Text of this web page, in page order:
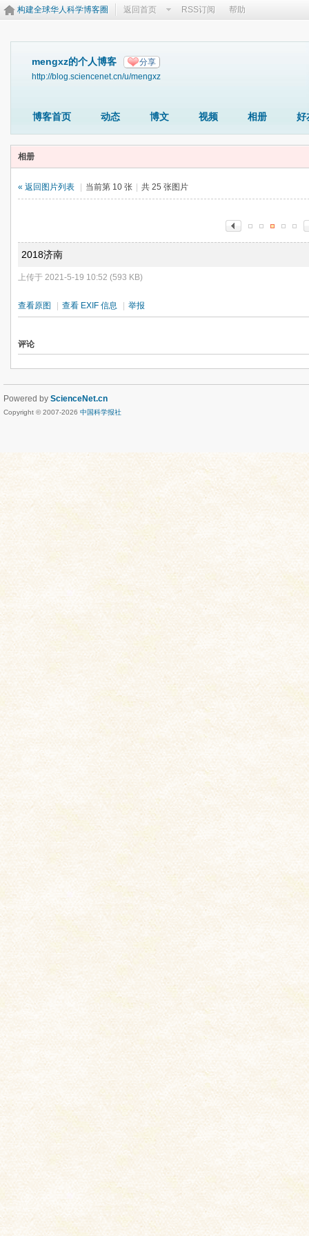
构建全球华人科学博客圈 返回首页 RSS订阅 帮助
mengxz的个人博客 分享
http://blog.sciencenet.cn/u/mengxz
博客首页 动态 博文 视频 相册 好
相册
« 返回图片列表 当前第 10 张 共 25 张图片
2018济南
上传于 2021-5-19 10:52 (593 KB)
查看原图 查看 EXIF 信息 举报
评论
Powered by ScienceNet.cn
Copyright © 2007-2026 中国科学报社